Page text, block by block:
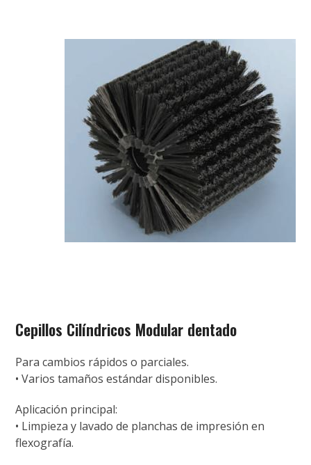
Cepillos Cilíndricos Modular dentado
Para cambios rápidos o parciales.
• Varios tamaños estándar disponibles.
Aplicación principal:
• Limpieza y lavado de planchas de impresión en
flexografía.